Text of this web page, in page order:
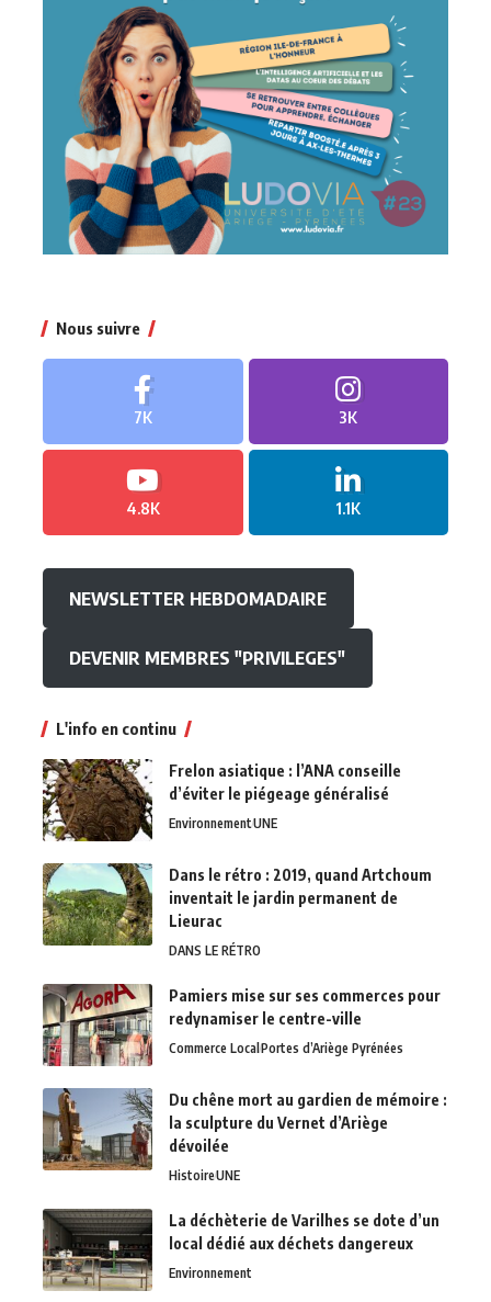
Nous suivre
7K 3K
4.8K 1.1K
NEWSLETTER HEBDOMADAIRE
DEVENIR MEMBRES "PRIVILEGES"
L'info en continu
Frelon asiatique : l’ANA conseille
d’éviter le piégeage généralisé
EnvironnementUNE
Dans le rétro : 2019, quand Artchoum
inventait le jardin permanent de
Lieurac
DANS LE RÉTRO
Pamiers mise sur ses commerces pour
redynamiser le centre-ville
Commerce LocalPortes d’Ariège Pyrénées
Du chêne mort au gardien de mémoire :
la sculpture du Vernet d’Ariège
dévoilée
HistoireUNE
La déchèterie de Varilhes se dote d’un
local dédié aux déchets dangereux
Environnement